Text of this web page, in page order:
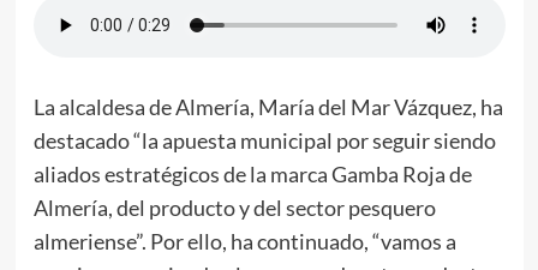
La alcaldesa de Almería, María del Mar Vázquez, ha
destacado “la apuesta municipal por seguir siendo
aliados estratégicos de la marca Gamba Roja de
Almería, del producto y del sector pesquero
almeriense”. Por ello, ha continuado, “vamos a